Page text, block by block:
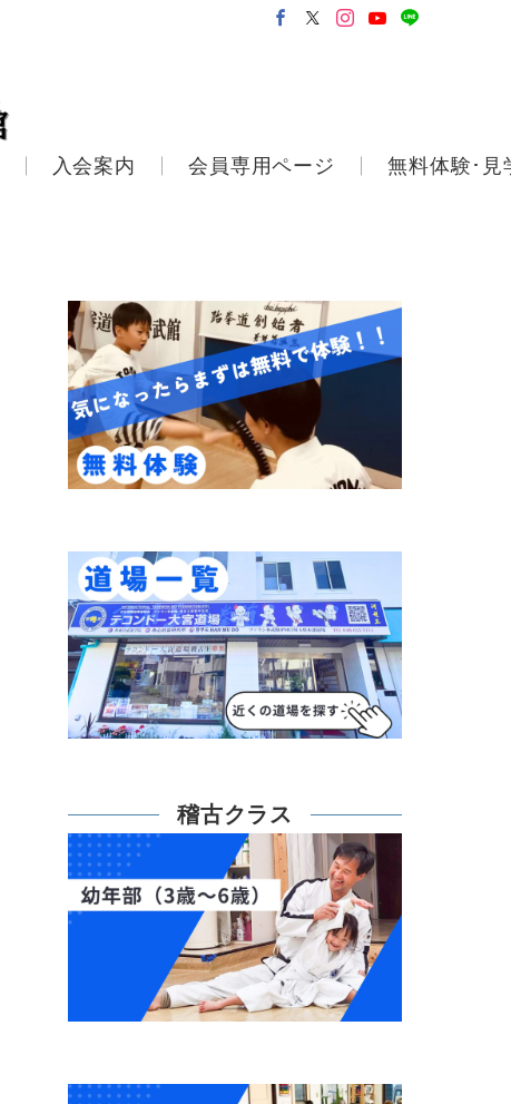
入会案内 会員専用ページ 無料体験･見
稽古クラス